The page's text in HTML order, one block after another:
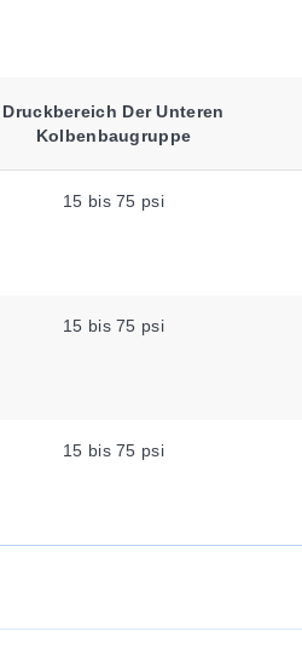
Druckbereich Der Unteren
Kolbenbaugruppe
15 bis 75 psi
15 bis 75 psi
15 bis 75 psi